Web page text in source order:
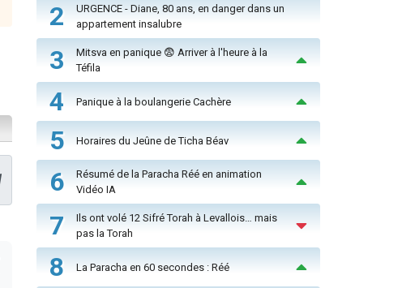
2
URGENCE - Diane, 80 ans, en danger dans un
appartement insalubre
3
Mitsva en panique 😨 Arriver à l'heure à la
Téfila
4 Panique à la boulangerie Cachère
5 Horaires du Jeûne de Ticha Béav
6
Résumé de la Paracha Réé en animation
Vidéo IA
7
Ils ont volé 12 Sifré Torah à Levallois… mais
pas la Torah
8 La Paracha en 60 secondes : Réé